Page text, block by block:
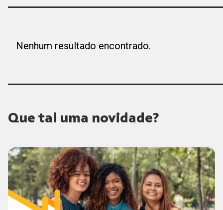
Nenhum resultado encontrado.
Que tal uma novidade?